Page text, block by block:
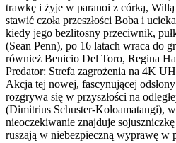
trawkę i żyje w paranoi z córką,
stawić czoła przeszłości Boba i
kiedy jego bezlitosny przeciwnik,
(Sean Penn), po 16 latach wraca do
również Benicio Del Toro, Regina
Predator: Strefa zagrożenia na 4K
Akcja tej nowej, fascynującej
rozgrywa się w przyszłości na
(Dimitrius Schuster-Koloamatangi),
nieoczekiwanie znajduje
ruszają w niebezpieczną wyprawę w